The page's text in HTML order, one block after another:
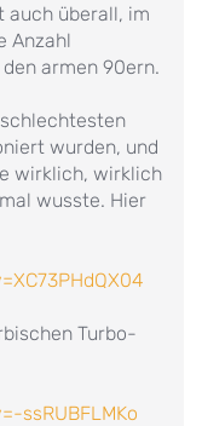
auch überall, im
Anzahl
armen 90ern.
wurden, und
wirklich, wirklich
wusste. Hier
Turbo-
ssRUBFLMKo